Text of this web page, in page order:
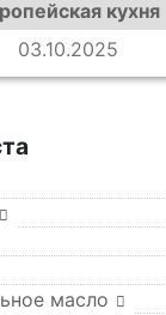
кухня
03.10.2025
масло